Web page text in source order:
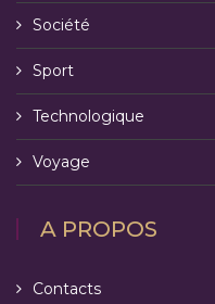
Société
Sport
Technologique
Voyage
A PROPOS
Contacts